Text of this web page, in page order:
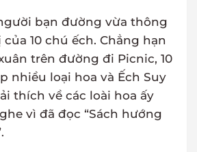
bạn đường vừa thông
10 chú ếch. Chẳng hạn
trên đường đi Picnic, 10
nhiều loại hoa và Ếch Suy
thích về các loài hoa ấy
vì đã đọc “Sách hướng